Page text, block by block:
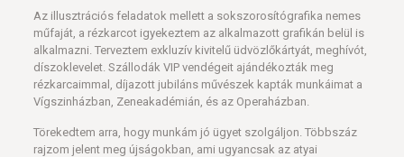
Az illusztrációs feladatok mellett a sokszorosítógrafika nemes
műfaját, a rézkarcot igyekeztem az alkalmazott grafikán belül is
alkalmazni. Terveztem exkluzív kivitelű üdvözlőkártyát, meghívót,
díszoklevelet. Szállodák VIP vendégeit ajándékozták meg
rézkarcaimmal, díjazott jubiláns művészek kapták munkáimat a
Vígszinházban, Zeneakadémián, és az Operaházban.
Törekedtem arra, hogy munkám jó ügyet szolgáljon. Többszáz
rajzom jelent meg újságokban, ami ugyancsak az atyai